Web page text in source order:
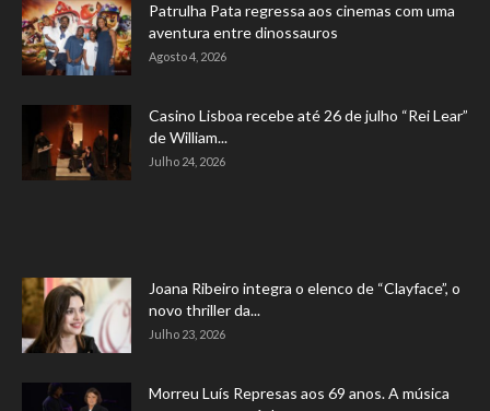
Patrulha Pata regressa aos cinemas com uma
aventura entre dinossauros
Agosto 4, 2026
Casino Lisboa recebe até 26 de julho “Rei Lear”
de William...
Julho 24, 2026
Joana Ribeiro integra o elenco de “Clayface”, o
novo thriller da...
Julho 23, 2026
Morreu Luís Represas aos 69 anos. A música